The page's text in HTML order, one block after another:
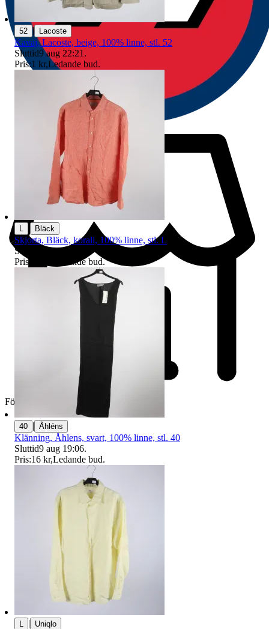
Företag
52 | Lacoste
Kavaj, Lacoste, beige, 100% linne, stl. 52
Sluttid9 aug 22:21 .
Pris:1 kr,Ledande bud.
Bläck
Skjorta, Bläck, korall, 100% linne, stl. L
Sluttid
9 aug 22:28
Pris:
Ledande bud.
40 | Åhléns
Klänning, Åhlens, svart, 100% linne, stl. 40
Sluttid9 aug 19:06.
Pris:16 kr,Ledande bud.
| Uniqlo